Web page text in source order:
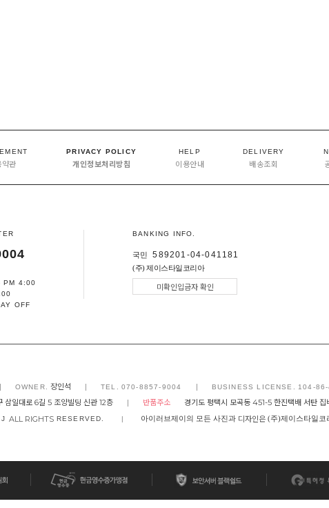
약관
PRIVACY POLICY
개인정보처리방침
HELP
이용안내
DELIVERY
배송조회
PM 4:00
OFF
BANKING INFO.
국민 589201-04-041181
(주) 제이스타일코리아
미확인입금자 확인
| OWNER. 장인석 | TEL. 070-8857-9004 | BUSINESS LICENSE. 104-
삼일대로 6길 5 조양빌딩 신관 12층 | 반품주소 경기도 평택시 모곡동 451-5 한진택배 서탄
ALL RIGHTSRESERVED. | 아이러브제이의 모든 사진과 디자인은 (주)제이스타일코